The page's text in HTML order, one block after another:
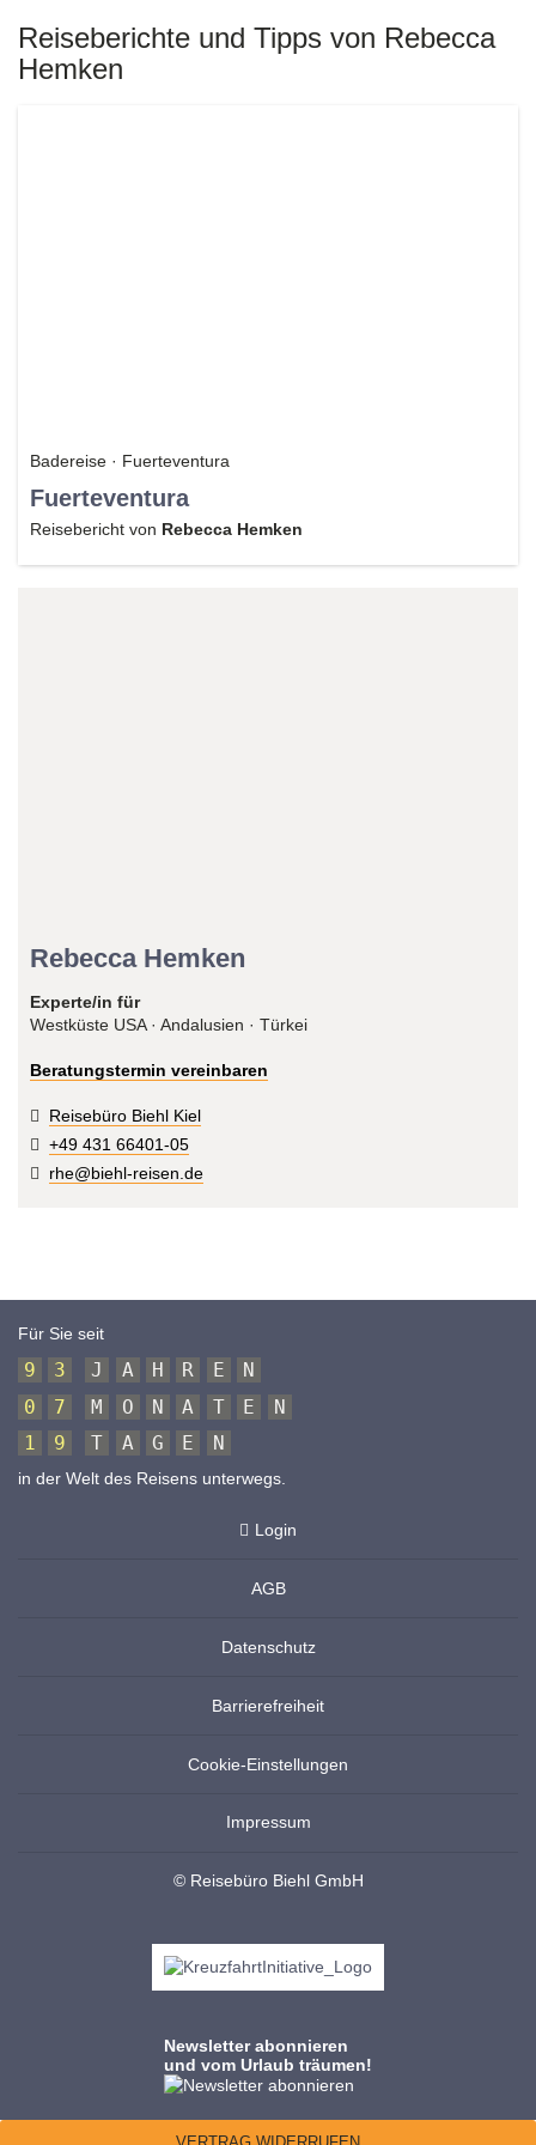
Reiseberichte und Tipps von Rebecca
Hemken
Badereise · Fuerteventura
Fuerteventura
Reisebericht von Rebecca Hemken
Rebecca Hemken
Experte/in für
Westküste USA · Andalusien · Türkei
Beratungstermin vereinbaren
Reisebüro Biehl Kiel
+49 431 66401-05
rhe@biehl-reisen.de
Für Sie seit
9 3 J A H R E
N
0
7 M O N A T E
N
1
9 T A G E N
in der Welt des Reisens unterwegs.
Login
AGB
Datenschutz
Barrierefreiheit
Cookie-Einstellungen
Impressum
© Reisebüro Biehl GmbH
Newsletter abonnieren
und vom Urlaub träumen!